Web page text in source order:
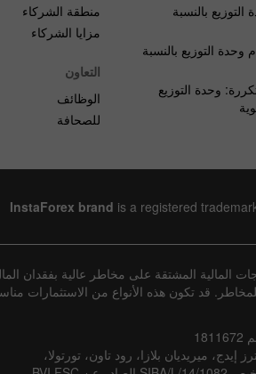
بالنسبة
وحدة التوزيع بالنسبة
وحدة التوزيع
منطقة الشركاء
مزايا الشركاء
التعاون
الوظائف
للصحافة
InstaForex brand is a registered
المشتقة على مخاطر عالية بفقدان
قد تكون هذه الأنواع من الاستثمارات
إيدج، ميريديان بلازا، رود تاون، تورتولا،